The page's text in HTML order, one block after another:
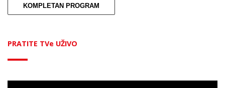
KOMPLETAN PROGRAM
PRATITE TVe UŽIVO